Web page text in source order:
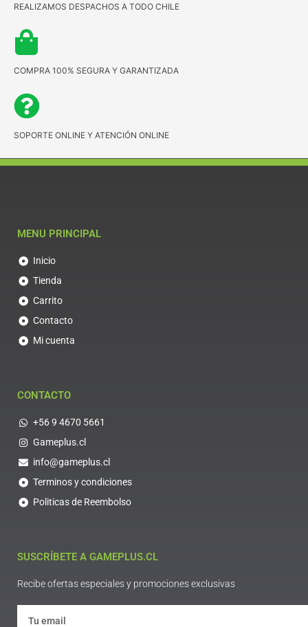
REALIZAMOS DESPACHOS A TODO CHILE
COMPRA 100% SEGURA Y GARANTIZADA
SOPORTE ONLINE Y ATENCIÓN ONLINE
MENU PRINCIPAL
Inicio
Tienda
Carrito
Contacto
Mi cuenta
CONTACTO
+56 9 4670 5661
Gameplus.cl
info@gameplus.cl
Terminos y condiciones
Politicas de Reembolso
SUSCRÍBETE A GAMEPLUS.CL
Recibe ofertas especiales y promociones exclusivas